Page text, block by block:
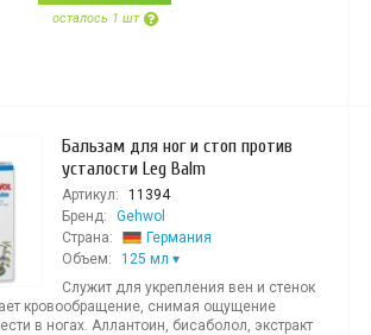
осталось 1 шт
Бальзам для ног и стоп против
усталости Leg Balm
Артикул:
11394
Бренд:
Gehwol
Страна:
Германия
Объем:
125 мл
Служит для укрепления вен и стенок
кровообращение, снимая ощущение
в ногах. Аллантоин, бисаболол, экстракт